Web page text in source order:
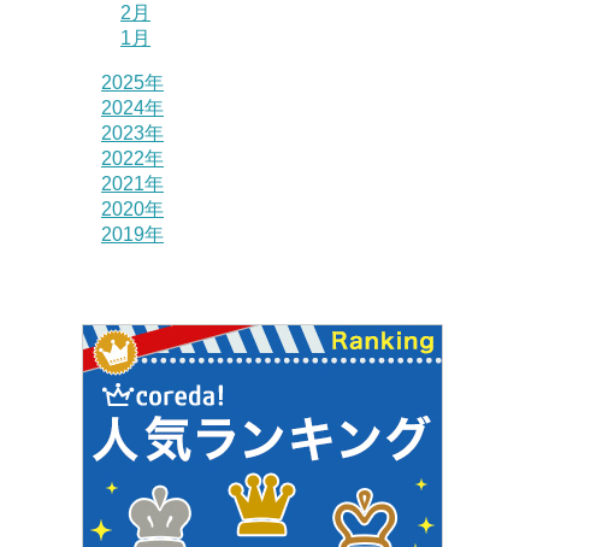
2月
1月
2025年
2024年
2023年
2022年
2021年
2020年
2019年